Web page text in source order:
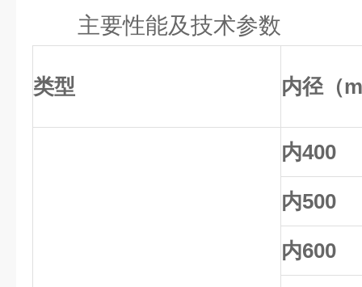
主要性能及技术参数
类型 内径（
内400
内500
内600